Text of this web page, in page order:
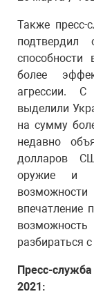
Также пресс-
подтвердил
более
агрессии.
выделили
на сумму
недавно
долларов
оружие и
впечатление
разбираться
Пресс-
2021: